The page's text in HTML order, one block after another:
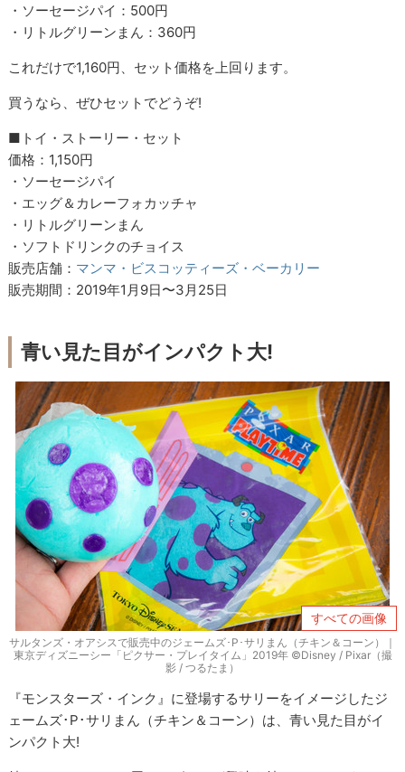
・ソーセージパイ：500円
・リトルグリーンまん：360円
これだけで1,160円、セット価格を上回ります。
買うなら、ぜひセットでどうぞ!
■トイ・ストーリー・セット
価格：1,150円
・ソーセージパイ
・エッグ＆カレーフォカッチャ
・リトルグリーンまん
・ソフトドリンクのチョイス
販売店舗： マンマ・ビスコッティーズ・ベーカリー
販売期間：2019年1月9日〜3月25日
青い見た目がインパクト大!
すべての画像
サルタンズ・オアシスで販売中のジェームズ･P･サリまん（チキン＆コーン）｜
東京ディズニーシー「ピクサー・プレイタイム」2019年 ©Disney / Pixar（撮
影 / つるたま）
『モンスターズ・インク』に登場するサリーをイメージしたジ
ェームズ･P･サリまん（チキン＆コーン）は、青い見た目がイ
ンパクト大!